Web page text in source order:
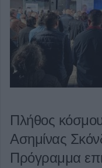
Πλήθος
Ασημίνας
Πρόγραμμα